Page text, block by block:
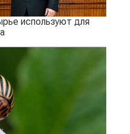
используют для